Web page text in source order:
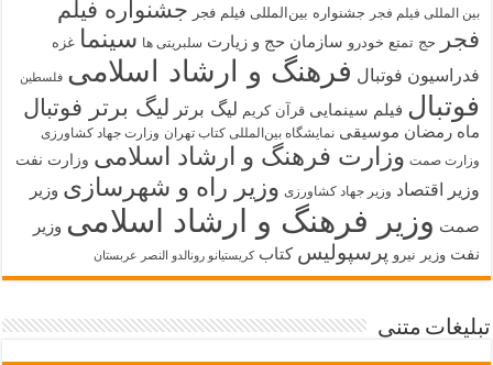
بین المللی فیلم فجر جشنواره بین‌المللی فیلم فجر جشنواره فیلم
فجر
حج تمتع خودرو سازمان حج و زیارت سلبریتی ها سینما غزه
فدراسیون فوتبال فرهنگ و ارشاد اسلامی فلسطین
فوتبال فیلم سینمایی قرآن کریم لیگ برتر لیگ برتر فوتبال
ماه رمضان موسیقی نمایشگاه بین‌المللی کتاب تهران وزارت جهاد کشاورزی
وزارت صمت وزارت فرهنگ و ارشاد اسلامی وزارت نفت
وزیر اقتصاد وزیر جهاد کشاورزی وزیر راه و شهرسازی وزیر
صمت وزیر فرهنگ و ارشاد اسلامی وزیر
نفت وزیر نیرو پرسپولیس کتاب کریستیانو رونالدو النصر عربستان
تبلیغات متنی